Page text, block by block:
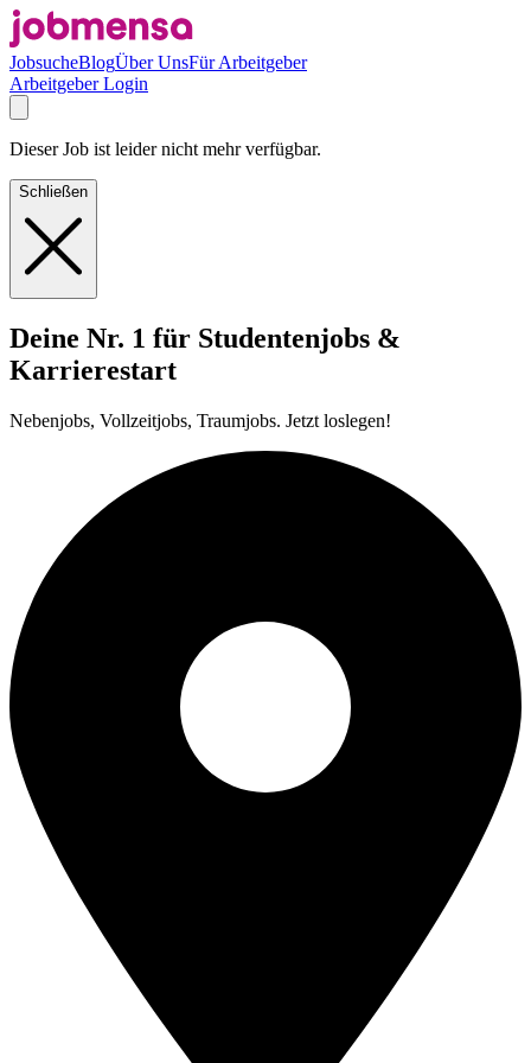
JobsucheBlogÜber UnsFür Arbeitgeber
Arbeitgeber Login
Dieser Job ist leider nicht mehr verfügbar.
Schließen
Deine Nr. 1 für Studentenjobs &
Karrierestart
Nebenjobs, Vollzeitjobs, Traumjobs. Jetzt loslegen!